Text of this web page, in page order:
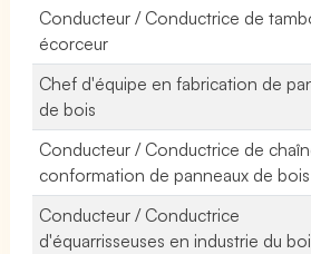
Conducteur / Conductrice de
écorceur
Chef d'équipe en fabrication de
de bois
Conducteur / Conductrice de
conformation de panneaux de bois
Conducteur / Conductrice
d'équarrisseuses en industrie du